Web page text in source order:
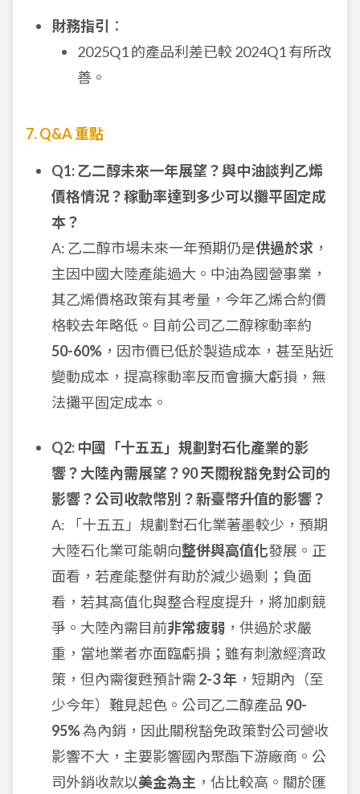
財務指引
：
2025Q1 的產品利差已較 2024Q1 有所改
善。
7. Q&A 重點
Q1: 乙二醇未來一年展望？與中油談判乙烯
價格情況？稼動率達到多少可以攤平固定成
本？
A: 乙二醇市場未來一年預期仍是供過於求 ，
主因中國大陸產能過大。中油為國營事業，
其乙烯價格政策有其考量，今年乙烯合約價
格較去年略低。目前公司乙二醇稼動率約
50-60% ，因市價已低於製造成本，甚至貼近
變動成本，提高稼動率反而會擴大虧損，無
法攤平固定成本。
Q2: 中國「十五五」規劃對石化產業的影
響？大陸內需展望？90 天關稅豁免對公司的
影響？公司收款幣別？新臺幣升值的影響？
A: 「十五五」規劃對石化業著墨較少，預期
大陸石化業可能朝向整併與高值化發展。正
面看，若產能整併有助於減少過剩；負面
看，若其高值化與整合程度提升，將加劇競
爭。大陸內需目前非常疲弱 ，供過於求嚴
重，當地業者亦面臨虧損；雖有刺激經濟政
策，但內需復甦預計需 2-3 年 ，短期內（至
少今年）難見起色。公司乙二醇產品 90-
95%為內銷，因此關稅豁免政策對公司營收
影響不大，主要影響國內聚酯下游廠商。公
司外銷收款以美金為主 ，佔比較高。關於匯